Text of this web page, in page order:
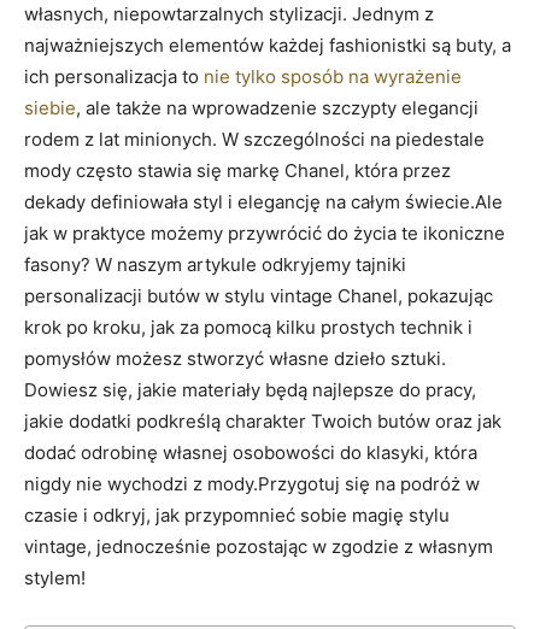
własnych, niepowtarzalnych stylizacji. Jednym z
najważniejszych elementów każdej fashionistki są buty, a
ich personalizacja to nie tylko sposób na wyrażenie
siebie, ale także na wprowadzenie szczypty elegancji
rodem z lat minionych. W szczególności na piedestale
mody często stawia się markę Chanel, która przez
dekady definiowała styl i elegancję na całym świecie.Ale
jak w praktyce możemy przywrócić do życia te ikoniczne
fasony? W naszym artykule odkryjemy tajniki
personalizacji butów w stylu vintage Chanel, pokazując
krok po kroku, jak za pomocą kilku prostych technik i
pomysłów możesz stworzyć własne dzieło sztuki.
Dowiesz się, jakie materiały będą najlepsze do pracy,
jakie dodatki podkreślą charakter Twoich butów oraz jak
dodać odrobinę własnej osobowości do klasyki, która
nigdy nie wychodzi z mody.Przygotuj się na podróż w
czasie i odkryj, jak przypomnieć sobie magię stylu
vintage, jednocześnie pozostając w zgodzie z własnym
stylem!